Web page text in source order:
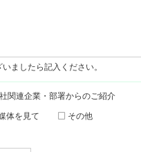
ましたら記入ください。
関連企業・部署からのご紹介
体を見て その他